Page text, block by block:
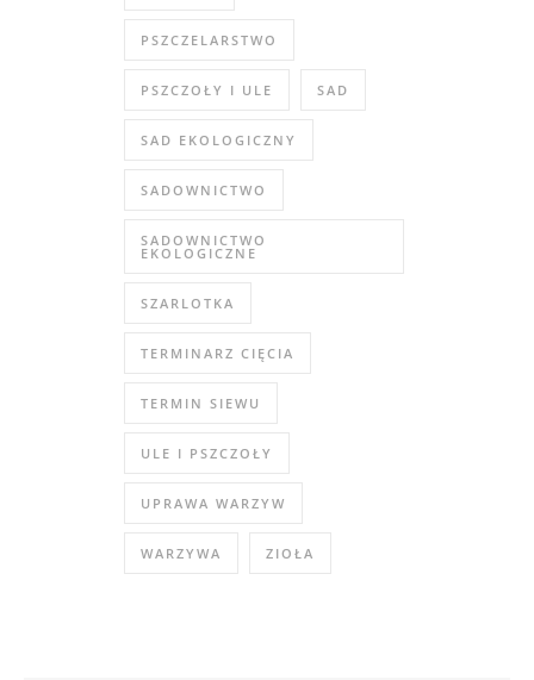
PSZCZELARSTWO
PSZCZOŁY I ULE SAD
SAD EKOLOGICZNY
SADOWNICTWO
SADOWNICTWO
EKOLOGICZNE
SZARLOTKA
TERMINARZ CIĘCIA
TERMIN SIEWU
ULE I PSZCZOŁY
UPRAWA WARZYW
WARZYWA ZIOŁA